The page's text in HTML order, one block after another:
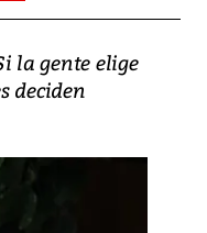
la gente elige
deciden